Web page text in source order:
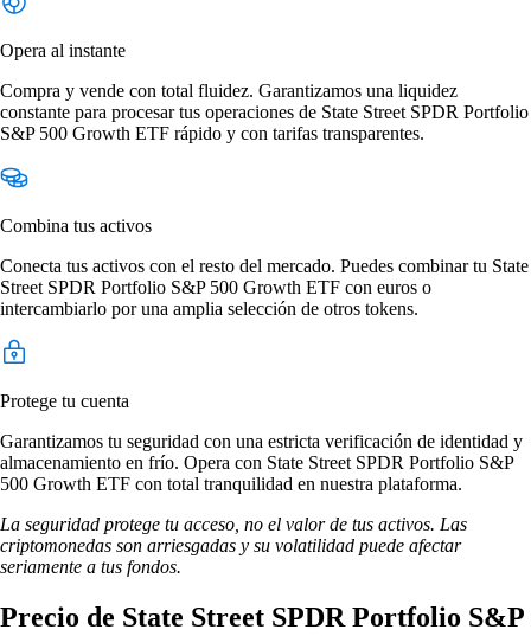
Opera al instante
Compra y vende con total fluidez. Garantizamos una liquidez
constante para procesar tus operaciones de State Street SPDR Portfolio
S&P 500 Growth ETF rápido y con tarifas transparentes.
Combina tus activos
Conecta tus activos con el resto del mercado. Puedes combinar tu State
Street SPDR Portfolio S&P 500 Growth ETF con euros o
intercambiarlo por una amplia selección de otros tokens.
Protege tu cuenta
Garantizamos tu seguridad con una estricta verificación de identidad y
almacenamiento en frío. Opera con State Street SPDR Portfolio S&P
500 Growth ETF con total tranquilidad en nuestra plataforma.
La seguridad protege tu acceso, no el valor de tus activos. Las
criptomonedas son arriesgadas y su volatilidad puede afectar
seriamente a tus fondos.
Precio de State Street SPDR Portfolio S&P